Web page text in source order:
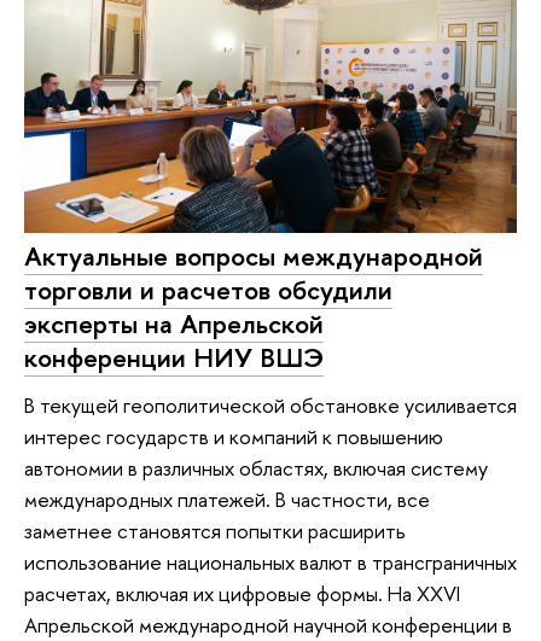
Актуальные вопросы международной
торговли и расчетов обсудили
эксперты на Апрельской
конференции НИУ ВШЭ
В текущей геополитической обстановке усиливается
интерес государств и компаний к повышению
автономии в различных областях, включая систему
международных платежей. В частности, все
заметнее становятся попытки расширить
использование национальных валют в трансграничных
расчетах, включая их цифровые формы. На XXVI
Апрельской международной научной конференции в